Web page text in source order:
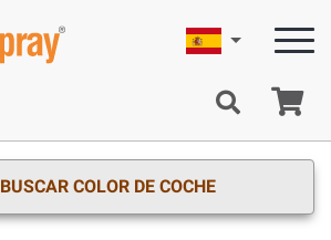
Español
BUSCAR COLOR DE COCHE